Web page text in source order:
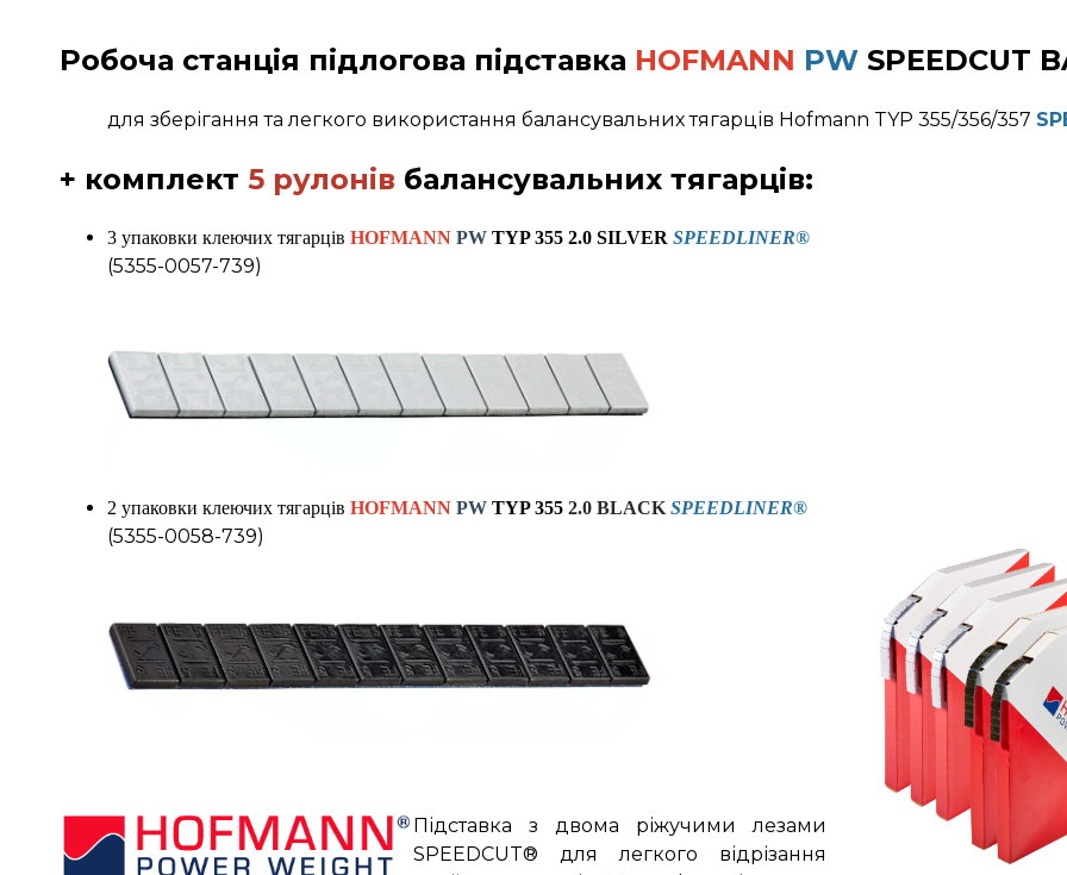
Робоча станція підлогова підставка HOFMANN PW SPEEDCUT
для зберігання та легкого використання балансувальних тягарців Hofmann TYP 355/356/357
+ комплект 5 рулонів балансувальних тягарців:
3 упаковки клеючих тягарців HOFMANN PW TYP 355 2.0 SILVER SPEEDLINER®
(5355-0057-739)
2 упаковки клеючих тягарців HOFMANN PW TYP 3552.0 BLACKSPEEDLINER®
(5355-0058-739)
Підставка з двома ріжучими лезами
SPEEDCUT® для легкого відрізання